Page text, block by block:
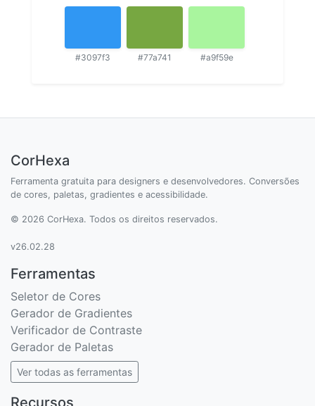
#3097f3 #77a741 #a9f59e
CorHexa
Ferramenta gratuita para designers e desenvolvedores. Conversões
de cores, paletas, gradientes e acessibilidade.
© 2026 CorHexa. Todos os direitos reservados.
v26.02.28
Ferramentas
Seletor de Cores
Gerador de Gradientes
Verificador de Contraste
Gerador de Paletas
Ver todas as ferramentas
Recursos